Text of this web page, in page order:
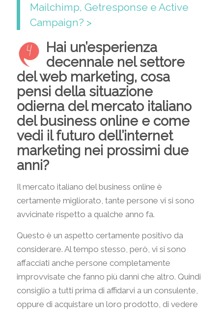
Mailchimp, Getresponse e Active
Campaign? >
Hai un’esperienza
decennale nel settore
del web marketing, cosa
pensi della situazione
odierna del mercato italiano
del business online e come
vedi il futuro dell’internet
marketing nei prossimi due
anni?
Il mercato italiano del business online è
certamente migliorato, tante persone vi si sono
avvicinate rispetto a qualche anno fa.
Questo è un aspetto certamente positivo da
considerare. Al tempo stesso, però, vi si sono
affacciati anche persone completamente
improvvisate che fanno più danni che altro. Quindi
consiglio a tutti prima di affidarvi a un consulente,
oppure di acquistare un loro prodotto, di vedere